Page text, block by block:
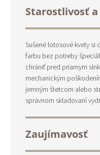
Starostlivosť
Sušené lotosové kvety
farbu bez potreby
chrániť pred priamym
mechanickým
jemným štetcom alebo
správnom skladovaní
Zaujímavosť